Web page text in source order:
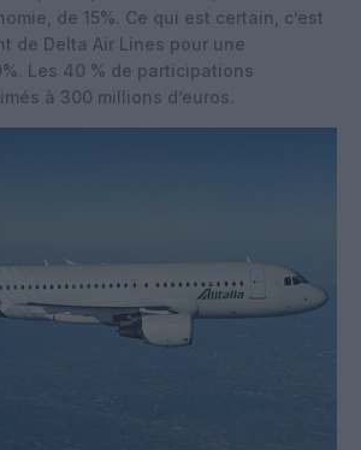
de 15%. Ce qui est certain, c’est
de Delta Air Lines pour une
Les 40 % de participations
à 300 millions d’euros.